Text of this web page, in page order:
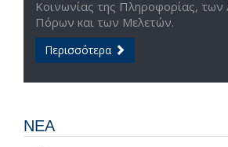
Κοινωνίας της Πληροφορίας,
Πόρων και των Μελετών.
Περισσότερα
ΝΕΑ